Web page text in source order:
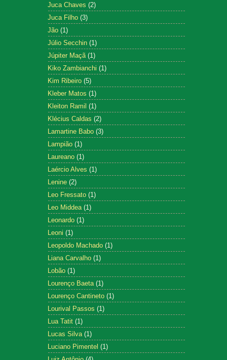
Juca Chaves (2)
Juca Filho (3)
Jão (1)
Júlio Secchin (1)
Júpiter Maçã (1)
Kiko Zambianchi (1)
Kim Ribeiro (5)
Kleber Matos (1)
Kleiton Ramil (1)
Klécius Caldas (2)
Lamartine Babo (3)
Lampião (1)
Laureano (1)
Laércio Alves (1)
Lenine (2)
Leo Fressato (1)
Leo Middea (1)
Leonardo (1)
Leoni (1)
Leopoldo Machado (1)
Liana Carvalho (1)
Lobão (1)
Lourenço Baeta (1)
Lourenço Cantineto (1)
Lourival Passos (1)
Lua Tatit (1)
Lucas Silva (1)
Luciano Pimentel (1)